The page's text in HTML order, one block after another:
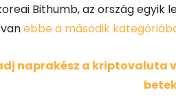
Bithumb, az ország
ebbe a második
naprakész a kriptovaluta